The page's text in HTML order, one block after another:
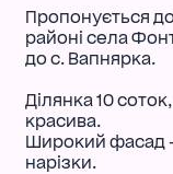
Пропонується
районі села
до с. Вапнярка.
Ділянка 10
красива.
Широкий фасад –
нарізки.